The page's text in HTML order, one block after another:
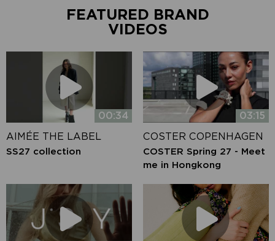
FEATURED BRAND
VIDEOS
00:34
AIMÉE THE LABEL
SS27 collection
03:15
COSTER COPENHAGEN
COSTER Spring 27 - Meet
me in Hongkong